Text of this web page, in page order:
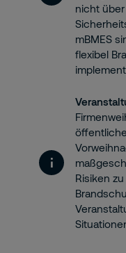
nicht
mBMES
flexibel
Risiken